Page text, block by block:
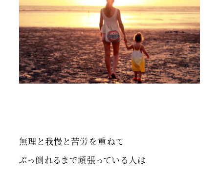
無理と我慢と苦労を重ねて
ぶっ倒れるまで頑張っている人は